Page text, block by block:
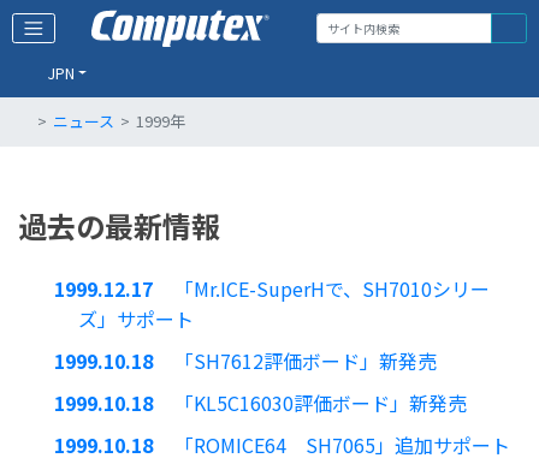
JPN
ニュース 1999年
過去の最新情報
1999.12.17
「Mr.ICE-SuperHで、SH7010シリー
ズ」サポート
1999.10.18
「SH7612評価ボード」新発売
1999.10.18
「KL5C16030評価ボード」新発売
1999.10.18
「ROMICE64 SH7065」追加サポート